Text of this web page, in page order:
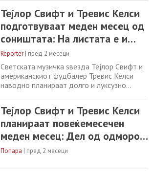
Тејлор Свифт и Тревис Келси
подготвуваат меден месец од
соништата: На листата е и
Хрватска
Reporter | пред 2 месеци
Светската музичка ѕвезда Тејлор Свифт и
американскиот фудбалер Тревис Келси
наводно планираат долго и луксузно
Европа, Азија и Австралија. Според
информациите што ги пренесува магазинот
„Инстајл“, двојката сака максимално да се
дистанцира од јавноста и во текот на
патувањето
Тејлор Свифт и Тревис Келси
планираат повеќемесечен
меден месец: Дел од одморот
ќе го поминат во Хрватска
Попара | пред 2 месеци